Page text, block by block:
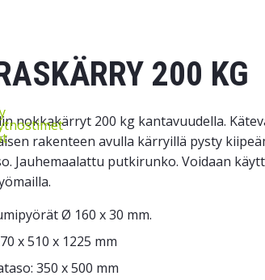
200 KG
nokkakärryt 200 kg kantavuudella.
rakenteen avulla kärryillä pysty
Jauhemaalattu putkirunko. Voidaan
Ø 160 x 30 mm.
x 510 x 1225 mm
350 x 500 mm